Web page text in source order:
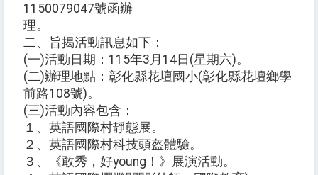
1150079047號函辦
理。
二、旨揭活動訊息如下：
(一)活動日期：115年3月14日(星期六)。
(二)辦理地點：彰化縣花壇國小(彰化縣花壇鄉學
前路108號)。
(三)活動內容包含：
１、英語國際村靜態展。
２、英語國際村科技頭盔體驗。
３、《敢秀，好young！》展演活動。